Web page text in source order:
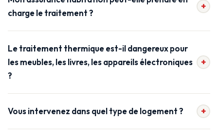
charge le traitement ?
+
Le traitement thermique est-il dangereux pour
les meubles, les livres, les appareils électroniques
?
+
Vous intervenez dans quel type de logement ? +